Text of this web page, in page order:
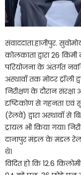
संवाददाता.हाजीपुर.
कोलकाता द्वारा 26
परियोजना के अंतर्गत
अस्थावाँ तक मोटर ट्रॉली
निरीक्षण के दौरान
दृष्टिकोण से गहनता एवं
(रेलवे) द्वारा अस्थावाँ से
ट्रायल भी किया गया।
दानापुर मंडल के मंडल रेल
थे।
विदित हो कि 12.6